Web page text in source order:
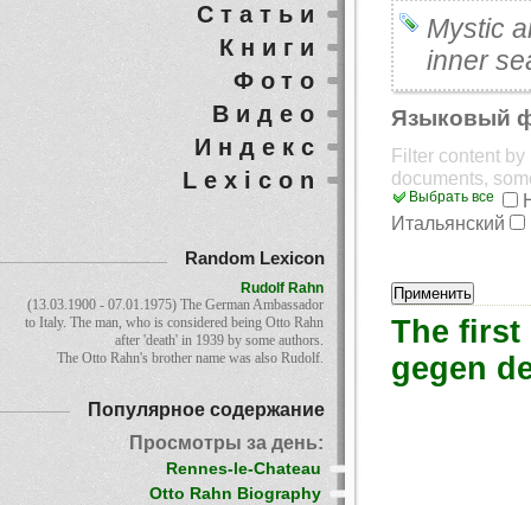
Mystic
inner
Языковый
Filter content
documents,
Выбрать все
Итальянский
The first
gegen
Статьи
Книги
Фото
Видео
Индекс
Lexicon
Random Lexicon
Rudolf Rahn
(13.03.1900 - 07.01.1975) The German Ambassador
to Italy. The man, who is considered being Otto Rahn
after 'death' in 1939 by some authors.
The Otto Rahn's brother name was also Rudolf.
Популярное содержание
Просмотры за день:
Rennes-le-Chateau
Otto Rahn Biography